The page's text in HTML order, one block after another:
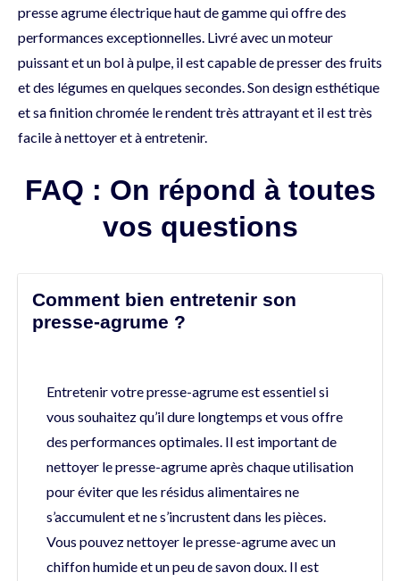
presse agrume électrique haut de gamme qui offre des
performances exceptionnelles. Livré avec un moteur
puissant et un bol à pulpe, il est capable de presser des fruits
et des légumes en quelques secondes. Son design esthétique
et sa finition chromée le rendent très attrayant et il est très
facile à nettoyer et à entretenir.
FAQ : On répond à toutes
vos questions
Comment bien entretenir son
presse-agrume ?
Entretenir votre presse-agrume est essentiel si
vous souhaitez qu’il dure longtemps et vous offre
des performances optimales. Il est important de
nettoyer le presse-agrume après chaque utilisation
pour éviter que les résidus alimentaires ne
s’accumulent et ne s’incrustent dans les pièces.
Vous pouvez nettoyer le presse-agrume avec un
chiffon humide et un peu de savon doux. Il est